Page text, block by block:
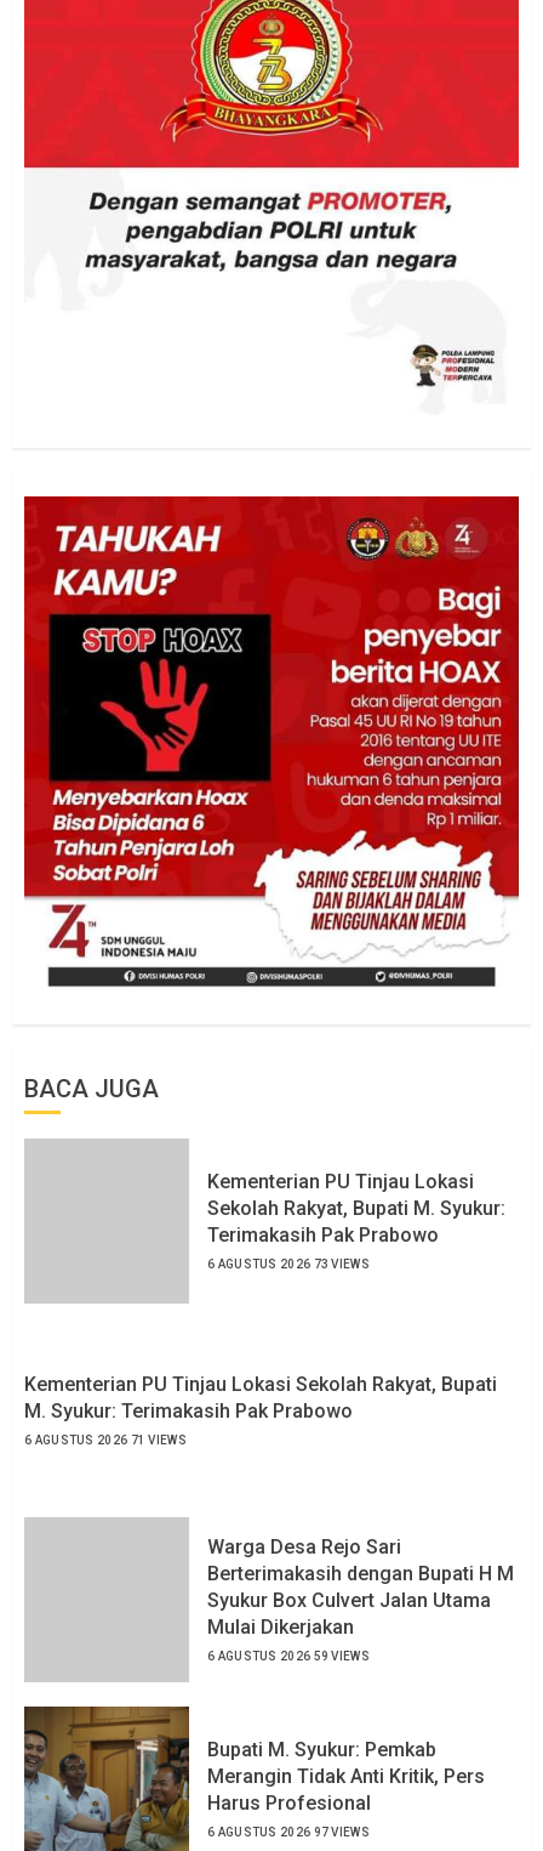
BACA JUGA
Kementerian PU Tinjau Lokasi
Sekolah Rakyat, Bupati M. Syukur:
Terimakasih Pak Prabowo
6 AGUSTUS 2026 73 VIEWS
Kementerian PU Tinjau Lokasi Sekolah Rakyat, Bupati
M. Syukur: Terimakasih Pak Prabowo
6 AGUSTUS 2026 71 VIEWS
Warga Desa Rejo Sari
Berterimakasih dengan Bupati H M
Syukur Box Culvert Jalan Utama
Mulai Dikerjakan
6 AGUSTUS 2026 59 VIEWS
Bupati M. Syukur: Pemkab
Merangin Tidak Anti Kritik, Pers
Harus Profesional
6 AGUSTUS 2026 97 VIEWS